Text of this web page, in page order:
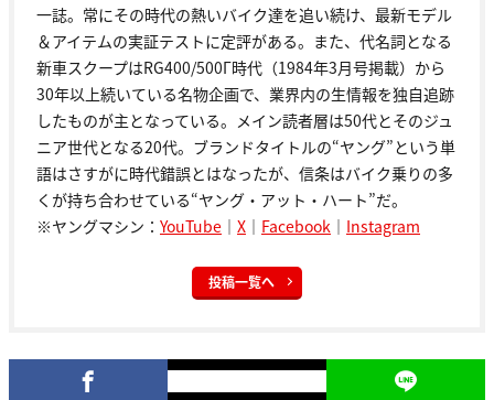
一誌。常にその時代の熱いバイク達を追い続け、最新モデル
＆アイテムの実証テストに定評がある。また、代名詞となる
新車スクープはRG400/500Γ時代（1984年3月号掲載）から
30年以上続いている名物企画で、業界内の生情報を独自追跡
したものが主となっている。メイン読者層は50代とそのジュ
ニア世代となる20代。ブランドタイトルの“ヤング”という単
語はさすがに時代錯誤とはなったが、信条はバイク乗りの多
くが持ち合わせている“ヤング・アット・ハート”だ。
※ヤングマシン： YouTube ｜ X ｜ Facebook ｜ Instagram
投稿一覧へ